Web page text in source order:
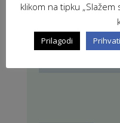
klikom na tipku
Prilagodi